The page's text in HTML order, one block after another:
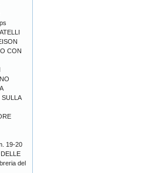
CON
SULLA
19-20
del